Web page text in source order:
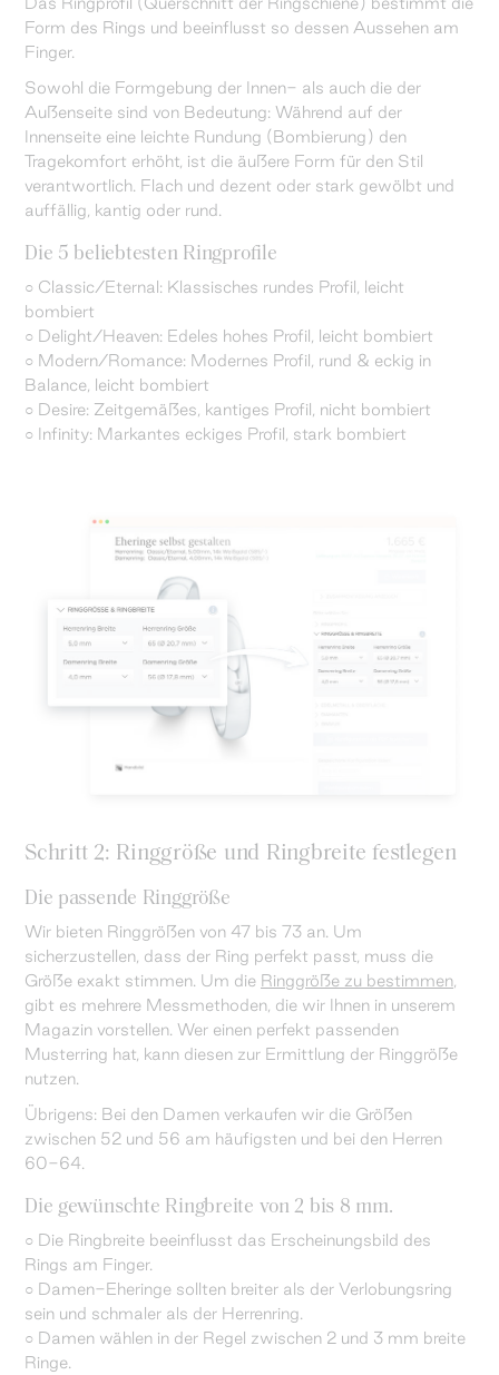
Form des Rings und beeinflusst so dessen Aussehen am
Finger.
Sowohl die Formgebung der Innen- als auch die der
Außenseite sind von Bedeutung: Während auf der
Innenseite eine leichte Rundung (Bombierung) den
Tragekomfort erhöht, ist die äußere Form für den Stil
verantwortlich. Flach und dezent oder stark gewölbt und
auffällig, kantig oder rund.
Die 5 beliebtesten Ringprofile
○ Classic/Eternal: Klassisches rundes Profil, leicht
bombiert
○ Delight/Heaven: Edeles hohes Profil, leicht bombiert
○ Modern/Romance: Modernes Profil, rund & eckig in
Balance, leicht bombiert
○ Desire: Zeitgemäßes, kantiges Profil, nicht bombiert
○ Infinity: Markantes eckiges Profil, stark bombiert
Schritt 2: Ringgröße und Ringbreite festlegen
Die passende Ringgröße
Wir bieten Ringgrößen von 47 bis 73 an. Um
sicherzustellen, dass der Ring perfekt passt, muss die
Größe exakt stimmen. Um die Ringgröße zu bestimmen
gibt es mehrere Messmethoden, die wir Ihnen in unserem
Magazin vorstellen. Wer einen perfekt passenden
Musterring hat, kann diesen zur Ermittlung der Ringgröße
nutzen.
Übrigens: Bei den Damen verkaufen wir die Größen
zwischen 52 und 56 am häufigsten und bei den Herren
60-64.
Die gewünschte Ringbreite von 2 bis 8 mm.
○ Die Ringbreite beeinflusst das Erscheinungsbild des
Rings am Finger.
○ Damen-Eheringe sollten breiter als der Verlobungsring
sein und schmaler als der Herrenring.
○ Damen wählen in der Regel zwischen 2 und 3 mm breite
Ringe.